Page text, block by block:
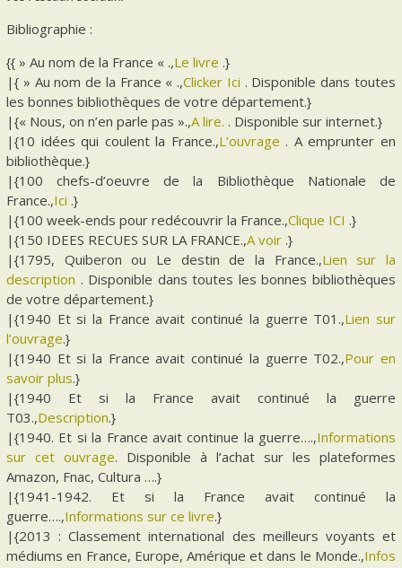
Bibliographie :
{{ » Au nom de la France « .,Le livre .}
|{ » Au nom de la France « .,Clicker Ici . Disponible dans toutes
les bonnes bibliothèques de votre département.}
|{« Nous, on n’en parle pas ».,A lire. . Disponible sur internet.}
|{10 idées qui coulent la France.,L’ouvrage . A emprunter en
bibliothèque.}
|{100 chefs-d’oeuvre de la Bibliothèque Nationale de
France.,Ici .}
|{100 week-ends pour redécouvrir la France.,Clique ICI .}
|{150 IDEES RECUES SUR LA FRANCE.,A voir .}
|{1795, Quiberon ou Le destin de la France.,Lien sur la
description . Disponible dans toutes les bonnes bibliothèques
de votre département.}
|{1940 Et si la France avait continué la guerre T01.,Lien sur
l’ouvrage.}
|{1940 Et si la France avait continué la guerre T02.,Pour en
savoir plus.}
|{1940 Et si la France avait continué la guerre
T03.,Description.}
|{1940. Et si la France avait continue la guerre….,Informations
sur cet ouvrage. Disponible à l’achat sur les plateformes
Amazon, Fnac, Cultura ….}
|{1941-1942. Et si la France avait continué la
guerre….,Informations sur ce livre.}
|{2013 : Classement international des meilleurs voyants et
médiums en France, Europe, Amérique et dans le Monde.,Infos